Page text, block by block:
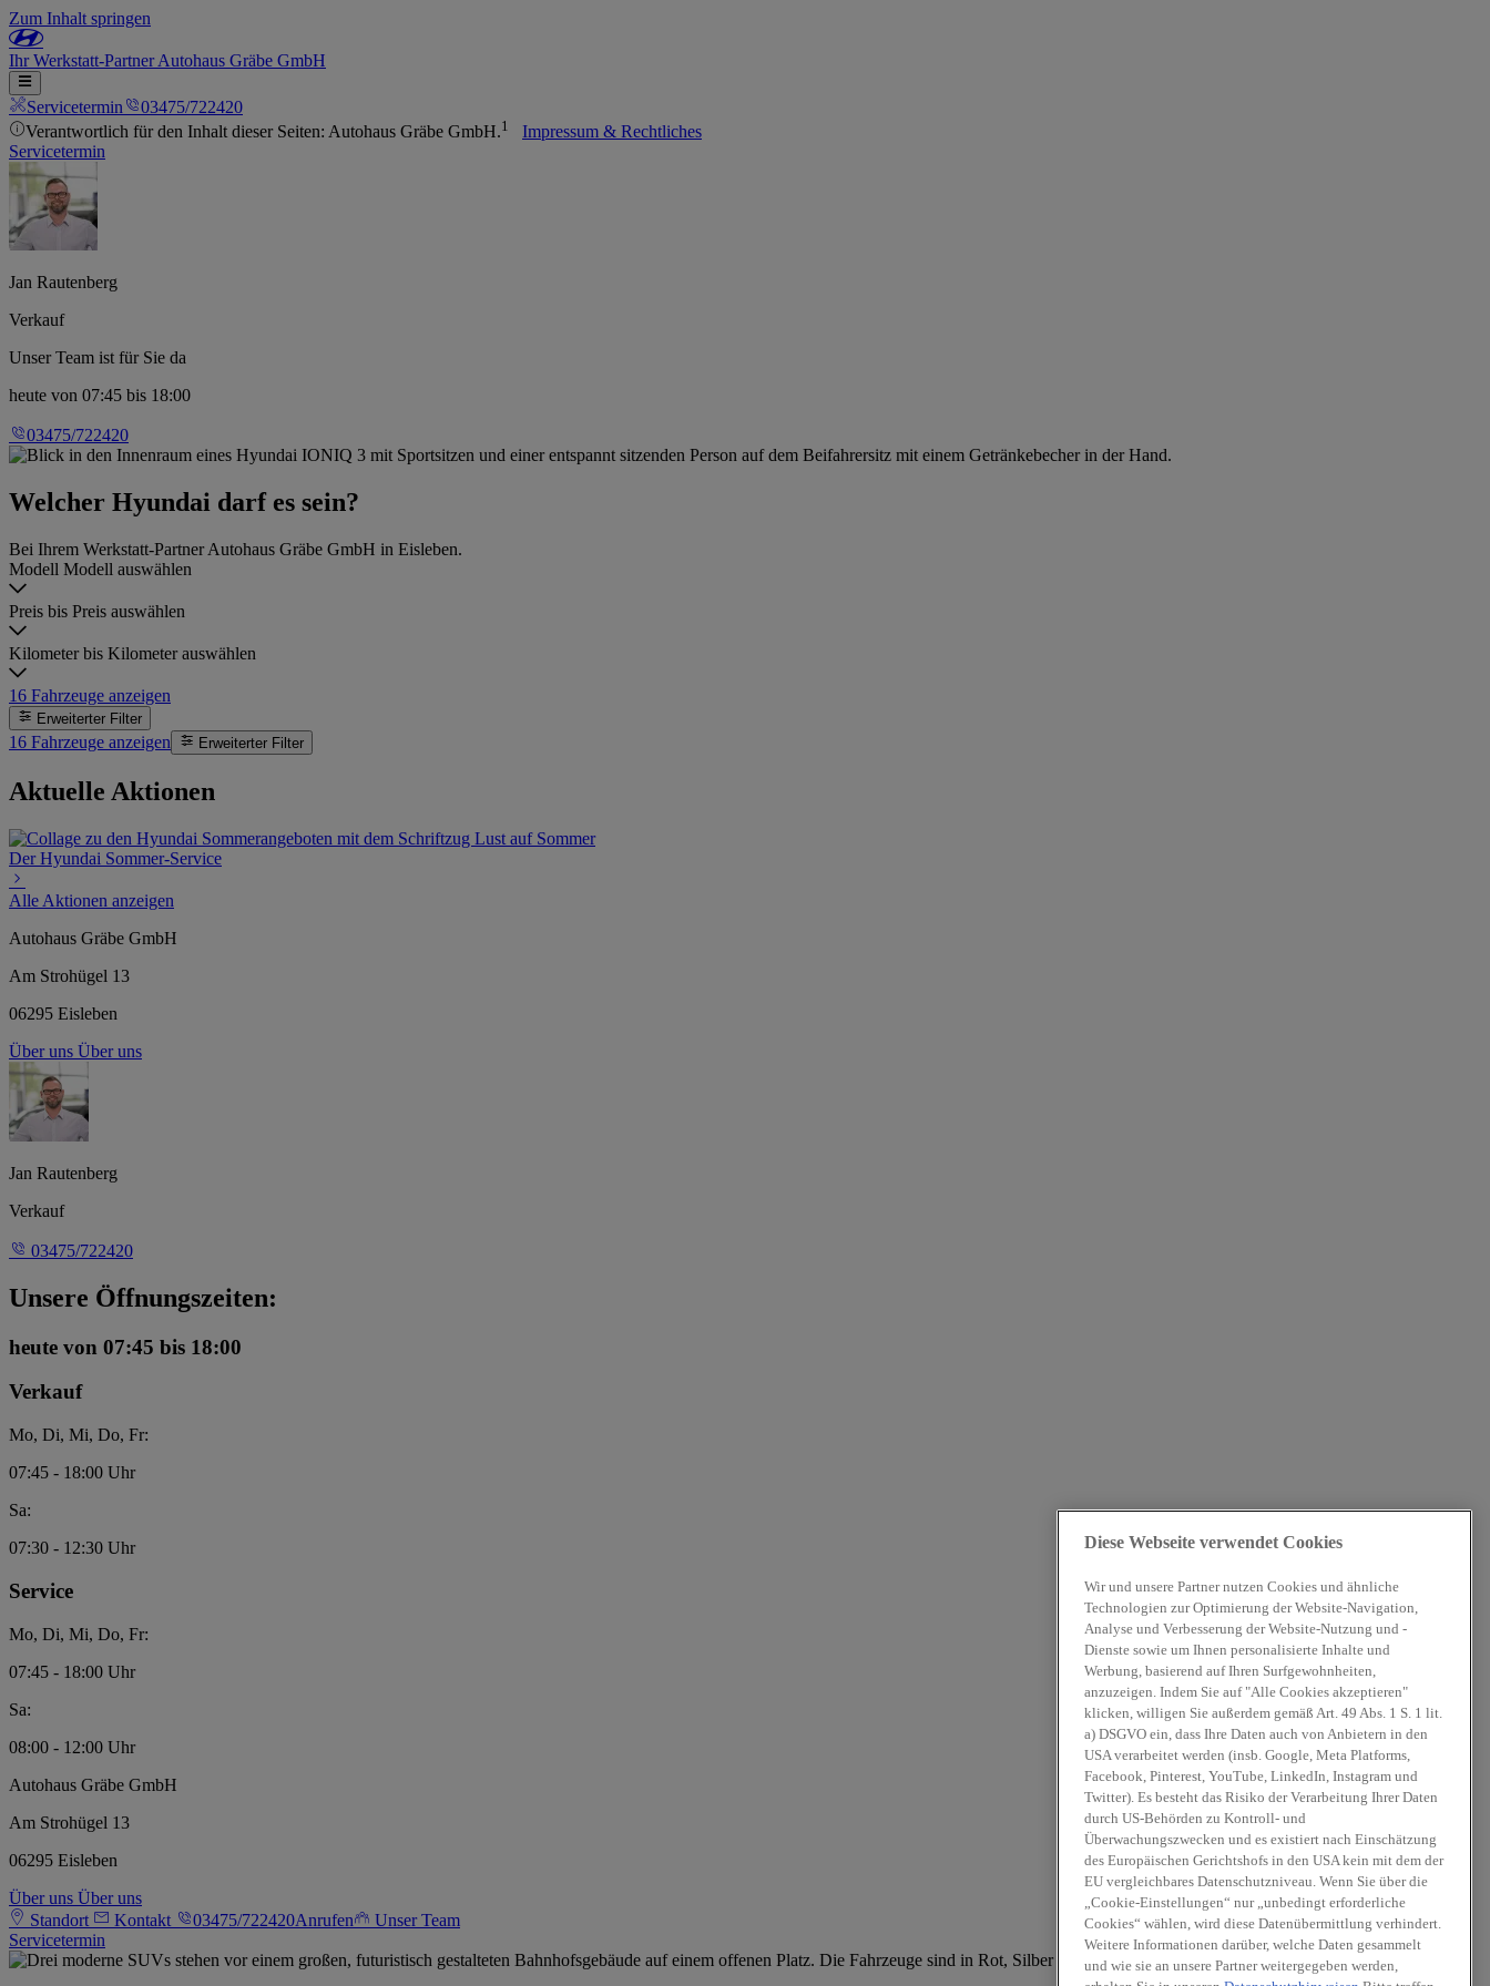
Zum Inhalt springen
IhrWerkstatt-PartnerAutohaus Gräbe GmbH
Servicetermin
03475/722420
Verantwortlich für den Inhalt dieser Seiten: Autohaus Gräbe GmbH.1
Impressum & Rechtliches
Servicetermin
Jan Rautenberg
Verkauf
Unser Team ist für Sie da
heute von 07:45 bis 18:00
03475/722420
Welcher Hyundai darf es sein?
Bei Ihrem Werkstatt-Partner Autohaus Gräbe GmbH in Eisleben.
Modell Modell auswählen
Preis bis Preis auswählen
Kilometer bis Kilometer auswählen
16 Fahrzeuge anzeigen
Erweiterter Filter
16 Fahrzeuge anzeigen Erweiterter Filter
Aktuelle Aktionen
Der Hyundai Sommer-Service
Alle Aktionen anzeigen
Autohaus Gräbe GmbH
Am Strohügel 13
06295 Eisleben
Über uns Über uns
Jan Rautenberg
Verkauf
03475/722420
Unsere Öffnungszeiten:
heute von 07:45 bis 18:00
Verkauf
Mo, Di, Mi, Do, Fr:
07:45 - 18:00 Uhr
Sa:
07:30 - 12:30 Uhr
Service
Mo, Di, Mi, Do, Fr:
07:45 - 18:00 Uhr
Sa:
08:00 - 12:00 Uhr
Autohaus Gräbe GmbH
Am Strohügel 13
06295 Eisleben
Über uns Über uns
Standort
Kontakt 03475/722420Anrufen
Unser Team
Servicetermin
Diese Webseite verwendet Cookies
Wir und unsere Partner nutzen Cookies und ähnliche
Technologien zur Optimierung der Website-Navigation,
Analyse und Verbesserung der Website-Nutzung und -
Dienste sowie um Ihnen personalisierte Inhalte und
Werbung, basierend auf Ihren Surfgewohnheiten,
anzuzeigen. Indem Sie auf "Alle Cookies akzeptieren"
klicken, willigen Sie außerdem gemäß Art. 49 Abs. 1 S. 1 lit.
a) DSGVO ein, dass Ihre Daten auch von Anbietern in den
USA verarbeitet werden (insb. Google, Meta Platforms,
Facebook, Pinterest, YouTube, LinkedIn, Instagram und
Twitter). Es besteht das Risiko der Verarbeitung Ihrer Daten
durch US-Behörden zu Kontroll- und
Überwachungszwecken und es existiert nach Einschätzung
des Europäischen Gerichtshofs in den USA kein mit dem der
EU vergleichbares Datenschutzniveau. Wenn Sie über die
„Cookie-Einstellungen“ nur „unbedingt erforderliche
Cookies“ wählen, wird diese Datenübermittlung verhindert.
Weitere Informationen darüber, welche Daten gesammelt
und wie sie an unsere Partner weitergegeben werden,